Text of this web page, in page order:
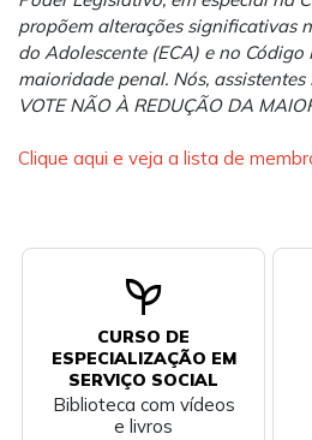
propõem alterações significativas
do Adolescente (ECA) e no
maioridade penal. Nós,
VOTE NÃO À REDUÇÃO DA
Clique aqui e veja a lista de
psychiatry
CURSO DE
ESPECIALIZAÇÃO EM
SERVIÇO SOCIAL
Biblioteca com vídeos
e livros